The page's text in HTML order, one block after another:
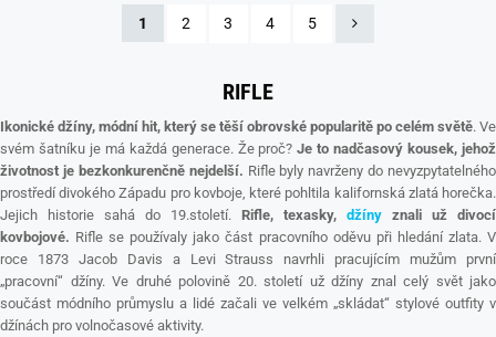
1
2 3 4 5
RIFLE
Ikonické džíny, módní hit, který se těší obrovské popularitě po celém světě. Ve
svém šatníku je má každá generace. Že proč?Je to nadčasový kousek, jehož
životnost je bezkonkurenčně nejdelší. Rifle byly navrženy do nevyzpytatelného
prostředí divokého Západu pro kovboje, které pohltila kalifornská zlatá horečka.
Jejich historie sahá do 19.století. Rifle, texasky, džíny znali už divocí
kovbojové. Rifle se používaly jako část pracovního oděvu při hledání zlata. V
roce 1873 Jacob Davis a Levi Strauss navrhli pracujícím mužům první
„pracovní“ džíny. Ve druhé polovině 20. století už džíny znal celý svět jako
součást módního průmyslu a lidé začali ve velkém „skládat“ stylové outfity v
džínách pro volnočasové aktivity.